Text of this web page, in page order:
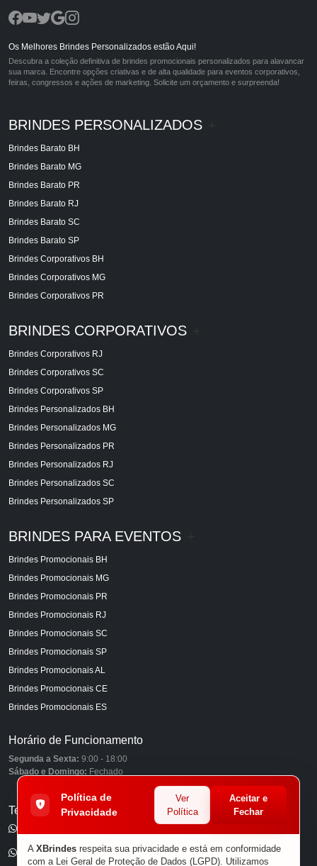
Os Melhores Brindes Personalizados estão Aqui!
Descubra a coleção definitiva de brindes promocionais personalizados para alavancar
sua marca. Encontre opções criativas e de alta qualidade para eventos corporativos,
feiras, congressos e ações de marketing. Solicite um orçamento e surpreenda!
BRINDES PERSONALIZADOS
Brindes Barato BH
Brindes Barato MG
Brindes Barato PR
Brindes Barato RJ
Brindes Barato SC
Brindes Barato SP
Brindes Corporativos BH
Brindes Corporativos MG
Brindes Corporativos PR
BRINDES CORPORATIVOS
Brindes Corporativos RJ
Brindes Corporativos SC
Brindes Corporativos SP
Brindes Personalizados BH
Brindes Personalizados MG
Brindes Personalizados PR
Brindes Personalizados RJ
Brindes Personalizados SC
Brindes Personalizados SP
BRINDES PARA EVENTOS
Brindes Promocionais BH
Brindes Promocionais MG
Brindes Promocionais PR
Brindes Promocionais RJ
Brindes Promocionais SC
Brindes Promocionais SP
Brindes Promocionais AL
Brindes Promocionais CE
Brindes Promocionais ES
Horário de Funcionamento
Segunda a Sexta: 9:00 - 18:00
Sábado e Domingo: Fechado
Telefones
(11) 96585-7462
Política de
Privacidade
Ver
Política
Aceitar e
Fechar
A XBrindes respeita sua privacidade e está em conformidade
com a Lei Geral de Proteção de Dados (LGPD). Utilizamos